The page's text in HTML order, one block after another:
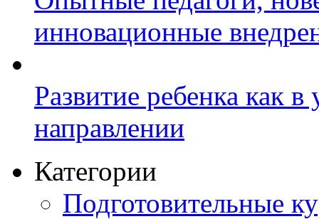
инновационные
Развитие ребенка как
направлении
Категории
Подготовительные